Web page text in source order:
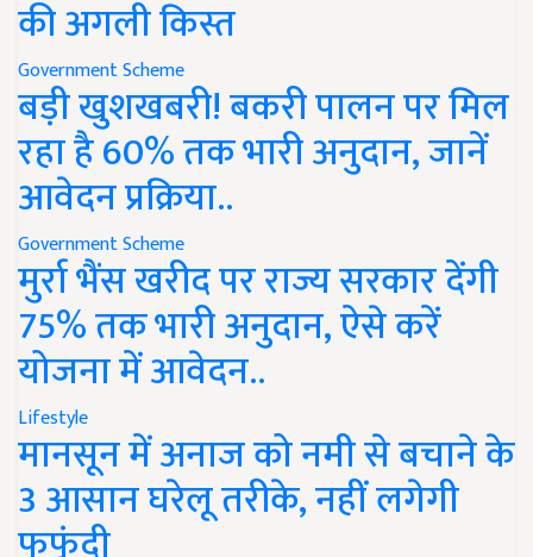
की अगली किस्त
Government Scheme
बड़ी खुशखबरी! बकरी पालन पर मिल
रहा है 60% तक भारी अनुदान, जानें
आवेदन प्रक्रिया..
Government Scheme
मुर्रा भैंस खरीद पर राज्य सरकार देंगी
75% तक भारी अनुदान, ऐसे करें
योजना में आवेदन..
Lifestyle
मानसून में अनाज को नमी से बचाने के
3 आसान घरेलू तरीके, नहीं लगेगी